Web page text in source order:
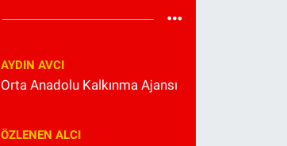
AYDIN AVCI
Orta Anadolu Kalkınma Ajansı
ÖZLENEN ALCI